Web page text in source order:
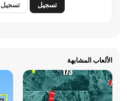
تسجيل تسجيل
الألعاب المشابهة